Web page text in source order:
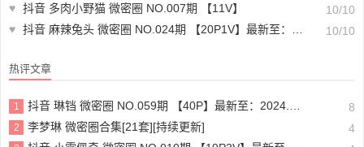
♥ 抖音 多肉小野猫 微密圈 NO.007期 【11V】
10/10
♥ 抖音 麻辣兔头 微密圈 NO.024期 【20P1V】最新至：2023.9.28 10/10
热评文章
1 抖音 琳铛 微密圈 NO.059期 【40P】最新至：2024.1.10 8
2 李梦琳 微密圈合集[21套][持续更新] 4